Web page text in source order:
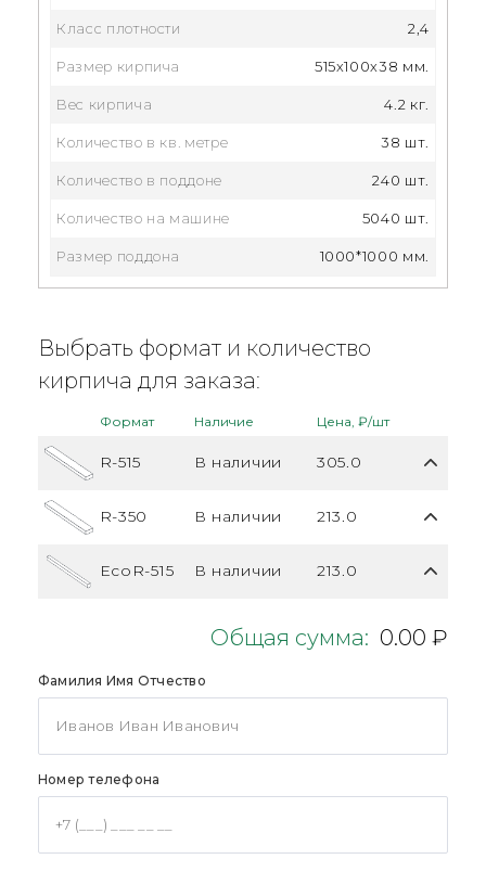
Класс плотности 2,4
Размер кирпича 515x100x38 мм.
Вес кирпича 4.2 кг.
Количество в кв. метре 38 шт.
Количество в поддоне 240 шт.
Количество на машине 5040 шт.
Размер поддона 1000*1000 мм.
Выбрать формат и количество
кирпича для заказа:
Формат Наличие Цена, ₽/шт
R-515 В наличии 305.0
R-350 В наличии 213.0
EcoR-515 В наличии 213.0
Общая сумма: 0.00 ₽
Фамилия Имя Отчество
Номер телефона